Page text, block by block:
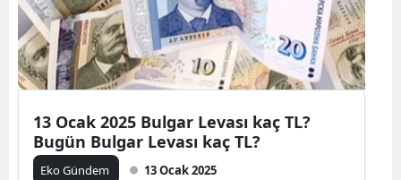
13 Ocak 2025 Bulgar Levası kaç TL?
Bugün Bulgar Levası kaç TL?
Eko Gündem 13 Ocak 2025